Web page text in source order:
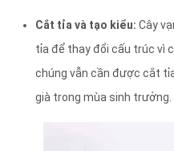
Cắt tỉa và tạo kiểu: Cây
tỉa để thay đổi cấu trúc vì
chúng vẫn cần được cắt
già trong mùa sinh trưởng.